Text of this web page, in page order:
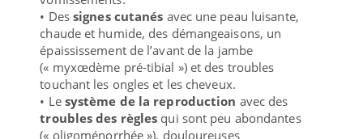
• Des signes cutanés avec une peau luisante,
chaude et humide, des démangeaisons, un
épaississement de l’avant de la jambe
(« myxœdème pré-tibial ») et des troubles
touchant les ongles et les cheveux.
• Le système de la reproduction avec des
troubles des règles qui sont peu abondantes
(« oligoménorrhée »), douloureuses